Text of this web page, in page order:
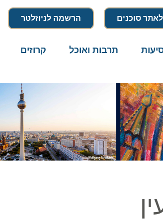
סוכנים הרשמה לניוזלטר
תרבות ואוכל קרוזים